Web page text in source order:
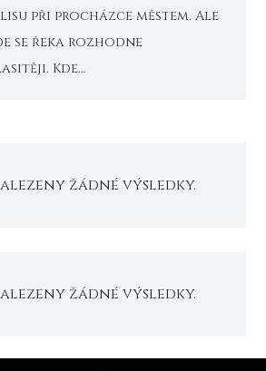
při procházce městem. Ale
se řeka rozhodne
Kde…
žádné výsledky.
žádné výsledky.